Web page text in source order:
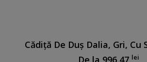
Cădiță De Duș Dalia, Gri, Cu
De la 996,47 lei